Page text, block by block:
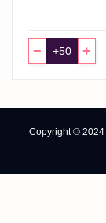
− +
Copyright © 2024